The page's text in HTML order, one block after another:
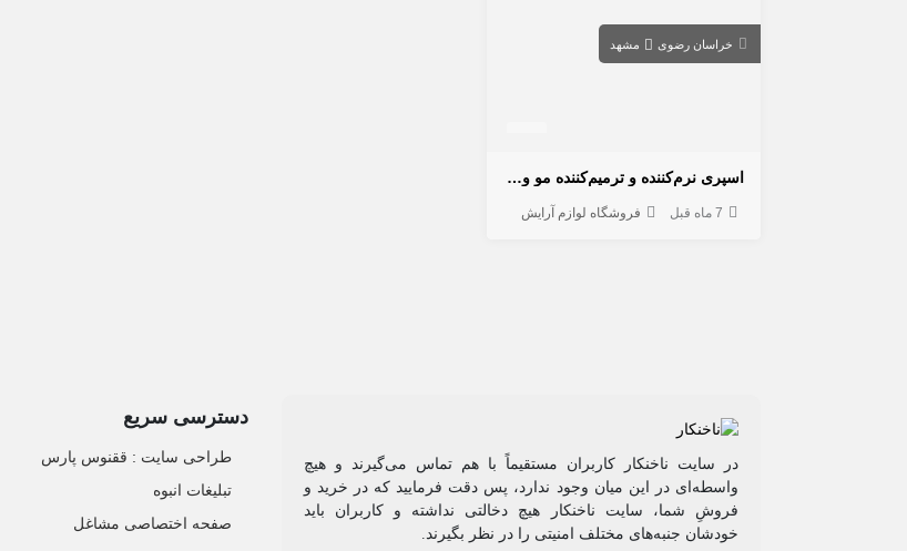
خراسان رضوی مشهد
اسپری نرم‌کننده و ترمیم‌کننده مو ویتاپلکس مخصوص موهای دکلره و آسیب‌دیده
7 ماه قبل فروشگاه لوازم آرایش
در سایت ناخنکار کاربران مستقیماً با هم تماس می‌گیرند و هیچ
واسطه‌ای در این میان وجود ندارد، پس دقت فرمایید که در خرید و
فروشِ شما، سایت ناخنکار هیچ دخالتی نداشته و کاربران باید
خودشان جنبه‌های مختلف امنیتی را در نظر بگیرند.
دسترسی سریع
طراحی سایت :‌ ققنوس پارس
تبلیغات انبوه
صفحه اختصاصی مشاغل